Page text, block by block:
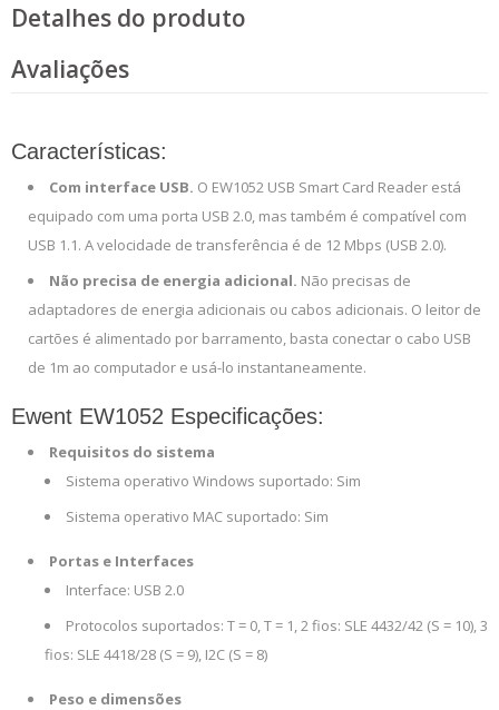
Detalhes do produto
Avaliações
Características:
Com interface USB. O EW1052 USB Smart Card Reader está
equipado com uma porta USB 2.0, mas também é compatível com
USB 1.1. A velocidade de transferência é de 12 Mbps (USB 2.0).
Não precisa de energia adicional. Não precisas de
adaptadores de energia adicionais ou cabos adicionais. O leitor de
cartões é alimentado por barramento, basta conectar o cabo USB
de 1m ao computador e usá-lo instantaneamente.
Ewent EW1052 Especificações:
Requisitos do sistema
Sistema operativo Windows suportado: Sim
Sistema operativo MAC suportado: Sim
Portas e Interfaces
Interface: USB 2.0
Protocolos suportados: T = 0, T = 1, 2 fios: SLE 4432/42 (S = 10), 3
fios: SLE 4418/28 (S = 9), I2C (S = 8)
Peso e dimensões